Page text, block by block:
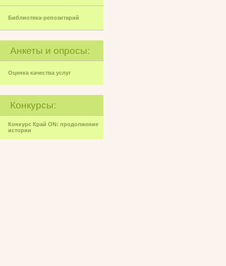
Библиотека-репозитарий
Анкеты и опросы:
Оценка качества услуг
Конкурсы:
Конкурс Край ON: продолжение
истории